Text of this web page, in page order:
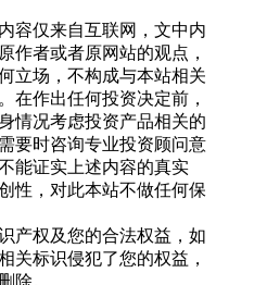
容仅来自互联网，文中内
作者或者原网站的观点，
立场，不构成与本站相关
在作出任何投资决定前，
情况考虑投资产品相关的
要时咨询专业投资顾问意
能证实上述内容的真实
性，对此本站不做任何保
产权及您的合法权益，如
关标识侵犯了您的权益，
除。